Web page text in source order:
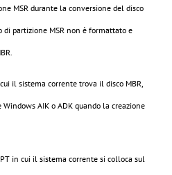
MSR durante la conversione del disco
di partizione MSR non è formattato e
il sistema corrente trova il disco MBR,
AIK o ADK quando la creazione
in cui il sistema corrente si colloca sul